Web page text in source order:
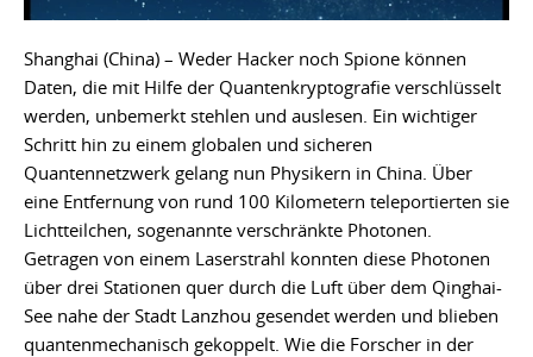
Shanghai (China) – Weder Hacker noch Spione können
Daten, die mit Hilfe der Quantenkryptografie verschlüsselt
werden, unbemerkt stehlen und auslesen. Ein wichtiger
Schritt hin zu einem globalen und sicheren
Quantennetzwerk gelang nun Physikern in China. Über
eine Entfernung von rund 100 Kilometern teleportierten sie
Lichtteilchen, sogenannte verschränkte Photonen.
Getragen von einem Laserstrahl konnten diese Photonen
über drei Stationen quer durch die Luft über dem Qinghai-
See nahe der Stadt Lanzhou gesendet werden und blieben
quantenmechanisch gekoppelt. Wie die Forscher in der